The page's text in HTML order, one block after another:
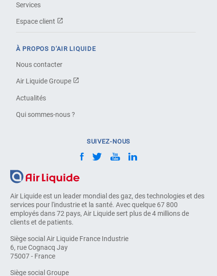
Air Liquide est un leader mondial des gaz, des technologies et des
services pour l'industrie et la santé. Avec quelque 67 800
employés dans 72 pays, Air Liquide sert plus de 4 millions de
clients et de patients.
Siège social Air Liquide France Industrie
6, rue Cognacq Jay
75007 - France
Siège social Groupe
Services
Espace client
À PROPOS D'AIR LIQUIDE
Nous contacter
Air Liquide Groupe
Actualités
Qui sommes-nous ?
SUIVEZ-NOUS